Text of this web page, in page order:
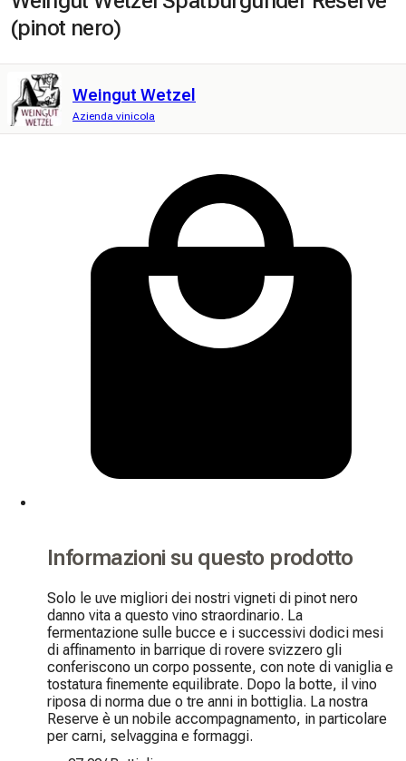
(pinot nero)
Weingut Wetzel
Azienda vinicola
Informazioni su questo prodotto
Solo le uve migliori dei nostri vigneti di pinot nero
danno vita a questo vino straordinario. La
fermentazione sulle bucce e i successivi dodici mesi
di affinamento in barrique di rovere svizzero gli
conferiscono un corpo possente, con note di vaniglia e
tostatura finemente equilibrate. Dopo la botte, il vino
riposa di norma due o tre anni in bottiglia. La nostra
Reserve è un nobile accompagnamento, in particolare
per carni, selvaggina e formaggi.